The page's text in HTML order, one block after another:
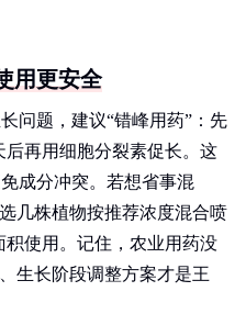
用更安全
问题，建议“错峰用药”：先
后再用细胞分裂素促长。这
成分冲突。若想省事混
几株植物按推荐浓度混合喷
使用。记住，农业用药没
生长阶段调整方案才是王